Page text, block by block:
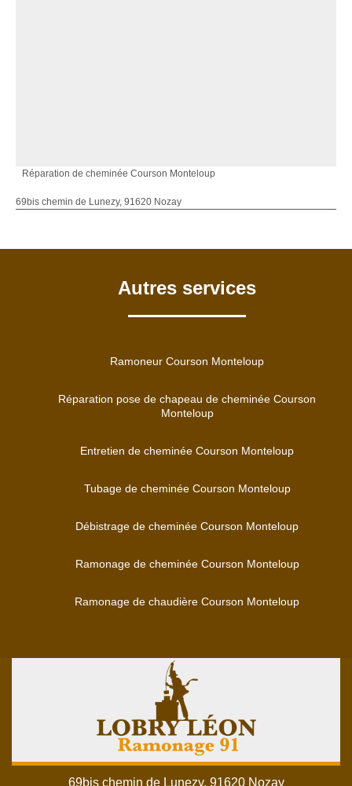
Réparation de cheminée Courson Monteloup
69bis chemin de Lunezy, 91620 Nozay
Autres services
Ramoneur Courson Monteloup
Réparation pose de chapeau de cheminée Courson
Monteloup
Entretien de cheminée Courson Monteloup
Tubage de cheminée Courson Monteloup
Débistrage de cheminée Courson Monteloup
Ramonage de cheminée Courson Monteloup
Ramonage de chaudière Courson Monteloup
69bis chemin de Lunezy, 91620 Nozay